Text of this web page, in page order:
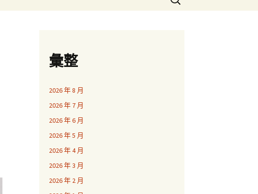
尋
彙整
2026 年 8 月
2026 年 7 月
2026 年 6 月
2026 年 5 月
2026 年 4 月
2026 年 3 月
2026 年 2 月